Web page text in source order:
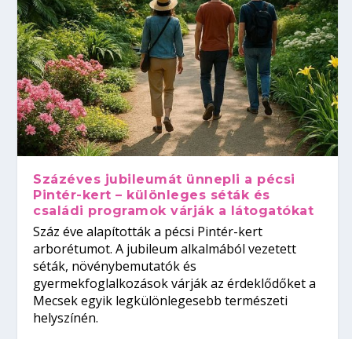
Százéves jubileumát ünnepli a pécsi
Pintér-kert – különleges séták és
családi programok várják a látogatókat
Száz éve alapították a pécsi Pintér-kert
arborétumot. A jubileum alkalmából vezetett
séták, növénybemutatók és
gyermekfoglalkozások várják az érdeklődőket a
Mecsek egyik legkülönlegesebb természeti
helyszínén.